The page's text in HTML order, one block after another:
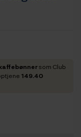
som Club
149.40